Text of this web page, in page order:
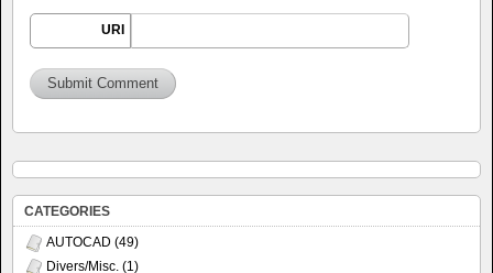
URI
CATEGORIES
AUTOCAD (49)
Divers/Misc. (1)